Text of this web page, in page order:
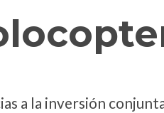
a la inversión